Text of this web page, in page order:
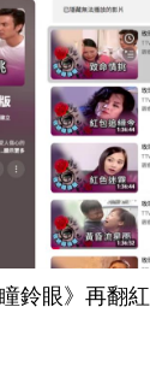
鈴眼》再翻